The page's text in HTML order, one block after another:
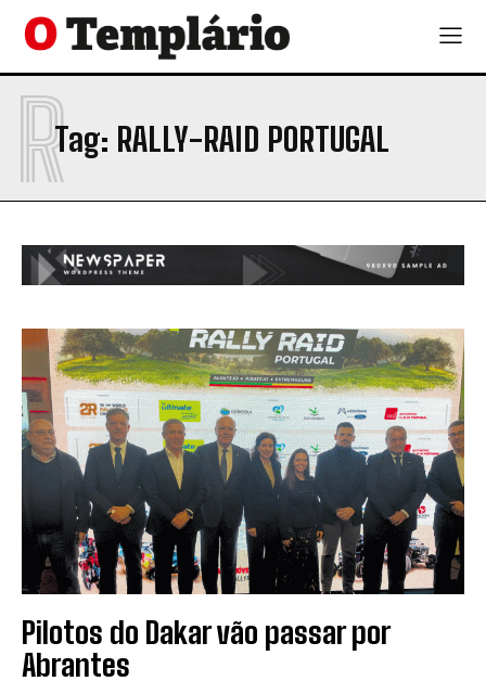
Tag: RALLY-RAID PORTUGAL
R
Pilotos do Dakar vão passar por
Abrantes